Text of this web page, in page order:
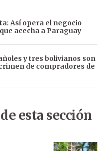
Así opera el negocio
acecha a Paraguay
y tres bolivianos son
de compradores de
esta sección